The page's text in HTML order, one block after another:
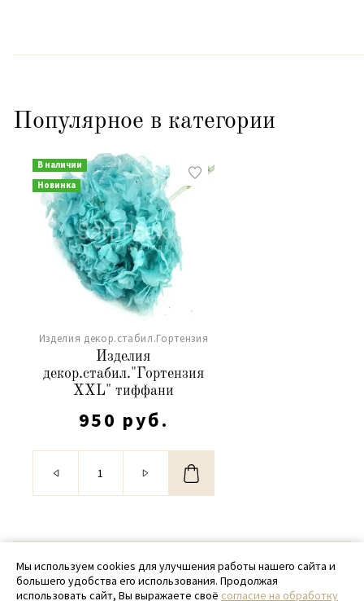
Популярное в категории
В наличии
Новинка
Изделия декор.стабил.Гортензия
Изделия
декор.стабил."Гортензия
XXL" тиффани
950 руб.
© 2020 - 2026 SamPack
+ 7 (918) 699-97-87
Мы используем cookies для улучшения работы нашего сайта и
большего удобства его использования. Продолжая
использовать сайт, Вы выражаете своё согласие на обработку